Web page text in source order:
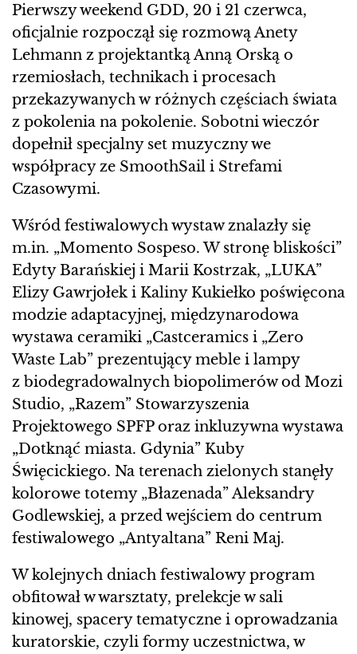
Pierwszy weekend GDD, 20 i 21 czerwca,
oficjalnie rozpoczął się rozmową Anety
Lehmann z projektantką Anną Orską o
rzemiosłach, technikach i procesach
przekazywanych w różnych częściach świata
z pokolenia na pokolenie. Sobotni wieczór
dopełnił specjalny set muzyczny we
współpracy ze SmoothSail i Strefami
Czasowymi.
Wśród festiwalowych wystaw znalazły się
m.in. „Momento Sospeso. W stronę bliskości”
Edyty Barańskiej i Marii Kostrzak, „LUKA”
Elizy Gawrjołek i Kaliny Kukiełko poświęcona
modzie adaptacyjnej, międzynarodowa
wystawa ceramiki „Castceramics i „Zero
Waste Lab” prezentujący meble i lampy
z biodegradowalnych biopolimerów od Mozi
Studio, „Razem” Stowarzyszenia
Projektowego SPFP oraz inkluzywna wystawa
„Dotknąć miasta. Gdynia” Kuby
Święcickiego. Na terenach zielonych stanęły
kolorowe totemy „Błazenada” Aleksandry
Godlewskiej, a przed wejściem do centrum
festiwalowego „Antyaltana” Reni Maj.
W kolejnych dniach festiwalowy program
obfitował w warsztaty, prelekcje w sali
kinowej, spacery tematyczne i oprowadzania
kuratorskie, czyli formy uczestnictwa, w